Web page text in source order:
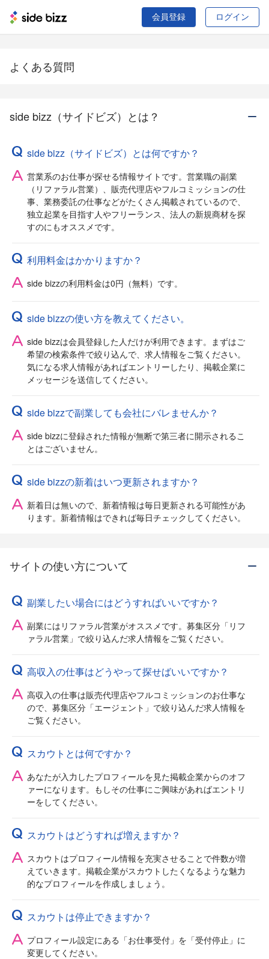
会員登録 ログイン
よくある質問
side bizz（サイドビズ）とは？
side bizz（サイドビズ）とは何ですか？
営業系のお仕事が探せる情報サイトです。営業職の副業
（リファラル営業）、販売代理店やフルコミッションの仕
事、業務委託の仕事などがたくさん掲載されているので、
独立起業を目指す人やフリーランス、法人の新規商材を探
すのにもオススメです。
利用料金はかかりますか？
side bizzの利用料金は0円（無料）です。
side bizzの使い方を教えてください。
side bizzは会員登録した人だけが利用できます。まずはご
希望の検索条件で絞り込んで、求人情報をご覧ください。
気になる求人情報があればエントリーしたり、掲載企業に
メッセージを送信してください。
side bizzで副業しても会社にバレませんか？
side bizzに登録された情報が無断で第三者に開示されるこ
とはございません。
side bizzの新着はいつ更新されますか？
新着日は無いので、新着情報は毎日更新される可能性があ
ります。新着情報はできれば毎日チェックしてください。
サイトの使い方について
副業したい場合にはどうすればいいですか？
副業にはリファラル営業がオススメです。募集区分「リフ
ァラル営業」で絞り込んだ求人情報をご覧ください。
高収入の仕事はどうやって探せばいいですか？
高収入の仕事は販売代理店やフルコミッションのお仕事な
ので、募集区分「エージェント」で絞り込んだ求人情報を
ご覧ください。
スカウトとは何ですか？
あなたが入力したプロフィールを見た掲載企業からのオフ
ァーになります。もしその仕事にご興味があればエントリ
ーをしてください。
スカウトはどうすれば増えますか？
スカウトはプロフィール情報を充実させることで件数が増
えていきます。掲載企業がスカウトしたくなるような魅力
的なプロフィールを作成しましょう。
スカウトは停止できますか？
プロフィール設定にある「お仕事受付」を「受付停止」に
変更してください。